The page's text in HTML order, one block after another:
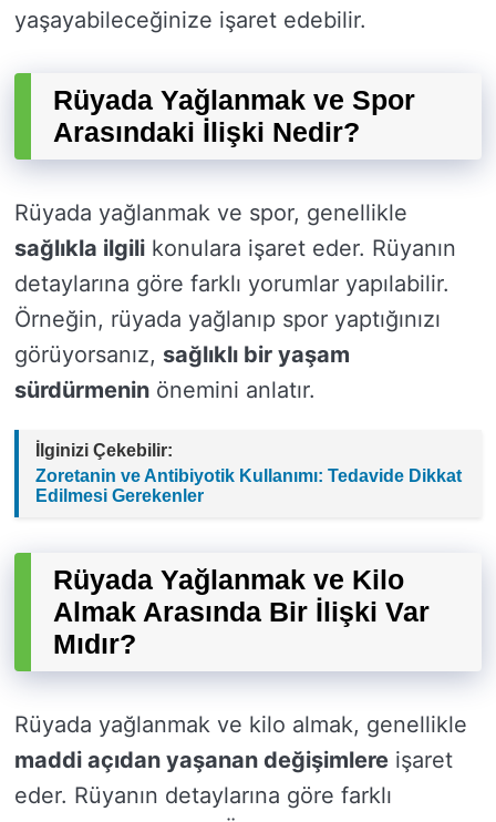
yaşayabileceğinize işaret edebilir.
Rüyada Yağlanmak ve Spor
Arasındaki İlişki Nedir?
Rüyada yağlanmak ve spor, genellikle
sağlıkla ilgili konulara işaret eder. Rüyanın
detaylarına göre farklı yorumlar yapılabilir.
Örneğin, rüyada yağlanıp spor yaptığınızı
görüyorsanız, sağlıklı bir yaşam
sürdürmenin önemini anlatır.
İlginizi Çekebilir:
Zoretanin ve Antibiyotik Kullanımı: Tedavide Dikkat
Edilmesi Gerekenler
Rüyada Yağlanmak ve Kilo
Almak Arasında Bir İlişki Var
Mıdır?
Rüyada yağlanmak ve kilo almak, genellikle
maddi açıdan yaşanan değişimlere işaret
eder. Rüyanın detaylarına göre farklı